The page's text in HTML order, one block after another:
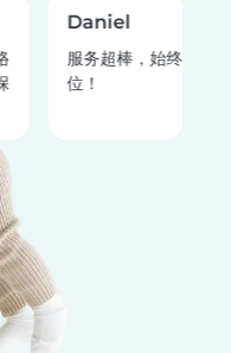
Daniel
服务超棒，始终把使用
位！